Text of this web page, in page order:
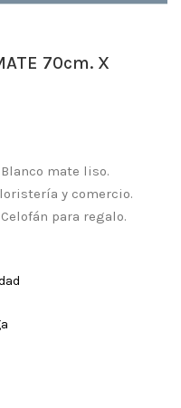
70cm. X
mate liso.
y comercio.
para regalo.